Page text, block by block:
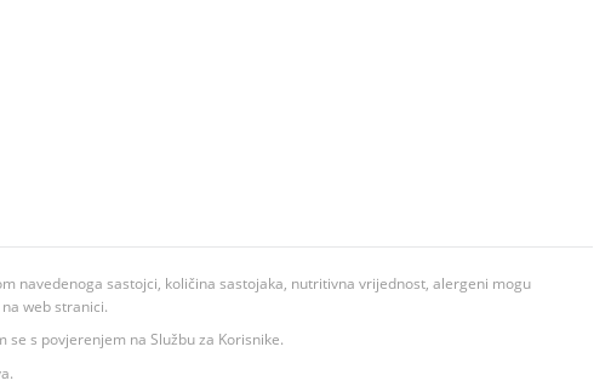
navedenoga sastojci, količina sastojaka, nutritivna vrijednost, alergeni mogu
web stranici.
s povjerenjem na Službu za Korisnike.